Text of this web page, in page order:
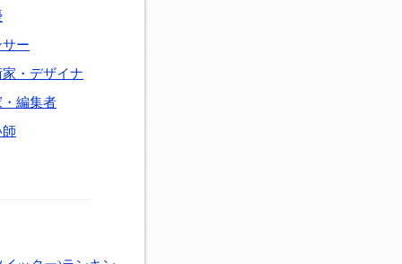
ー
・デザイナ
・編集者
師